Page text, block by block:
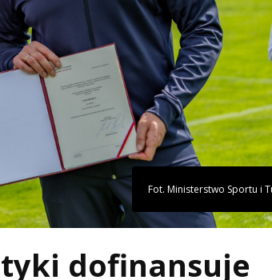
Fot. Ministerstwo Sportu i
dofinansuje